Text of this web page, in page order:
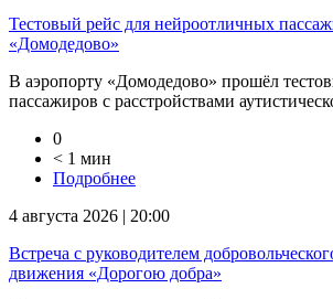
Тестовый рейс для нейроотличных
«Домодедово»
В аэропорту «Домодедово» прошёл
пассажиров с расстройствами
0
< 1 мин
Подробнее
4 августа 2026 | 20:00
Встреча с руководителем
движения «Дорогою добра»